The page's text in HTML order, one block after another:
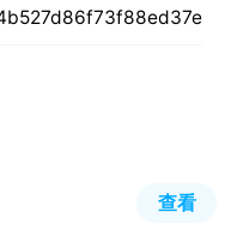
查看